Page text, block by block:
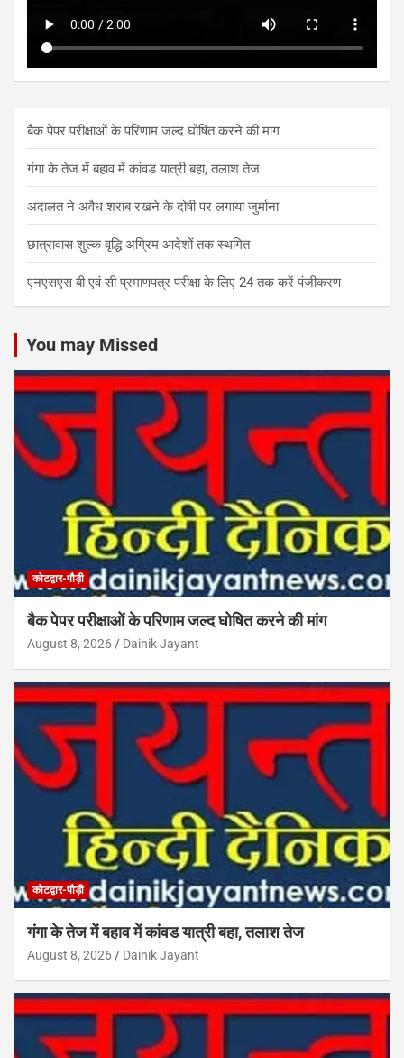
बैक पेपर परीक्षाओं के परिणाम जल्द घोषित करने की मांग
गंगा के तेज में बहाव में कांवड यात्री बहा, तलाश तेज
अदालत ने अवैध शराब रखने के दोषी पर लगाया जुर्माना
छात्रावास शुल्क वृद्धि अग्रिम आदेशों तक स्थगित
एनएसएस बी एवं सी प्रमाणपत्र परीक्षा के लिए 24 तक करें पंजीकरण
You may Missed
कोटद्वार-पौड़ी
बैक पेपर परीक्षाओं के परिणाम जल्द घोषित करने की मांग
August 8, 2026 Dainik Jayant
कोटद्वार-पौड़ी
गंगा के तेज में बहाव में कांवड यात्री बहा, तलाश तेज
August 8, 2026 Dainik Jayant